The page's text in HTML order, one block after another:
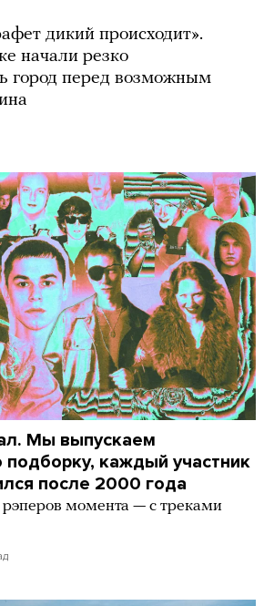
дикий происходит».
начали резко
город перед возможным
Мы выпускаем
каждый участник
после 2000 года
момента — с треками